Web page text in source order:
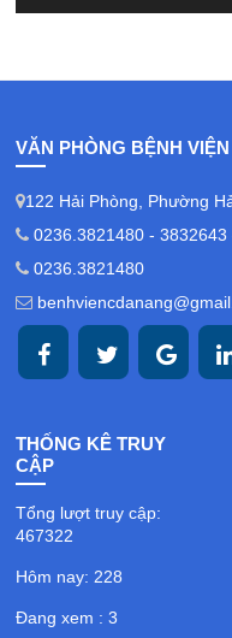
VĂN PHÒNG BỆNH
122 Hải Phòng, Phường
0236.3821480 -
0236.3821480
THỐNG KÊ TRUY
CẬP
Tổng lượt truy cập:
467322
Hôm nay: 228
Đang xem : 3